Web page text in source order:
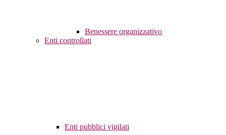
Benessere organizzativo
Enti controllati
Enti pubblici vigilati